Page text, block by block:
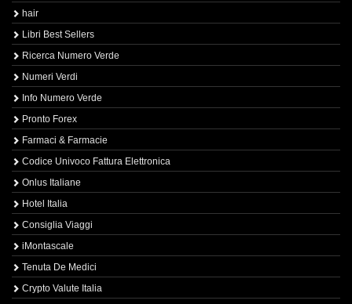
hair
Libri Best Sellers
Ricerca Numero Verde
Numeri Verdi
Info Numero Verde
Pronto Forex
Farmaci & Farmacie
Codice Univoco Fattura Elettronica
Onlus Italiane
Hotel Italia
Consiglia Viaggi
iMontascale
Tenuta De Medici
Crypto Valute Italia